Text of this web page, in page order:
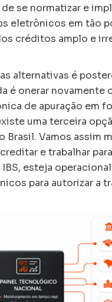
se normatizar e
eletrônicos em tão
créditos amplo e
alternativas é
é onerar novamente
de apuração em
uma terceira
Brasil. Vamos assim
e trabalhar
esteja
para autorizar a